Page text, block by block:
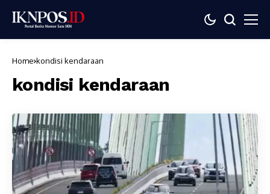
Home kondisi kendaraan
kondisi kendaraan